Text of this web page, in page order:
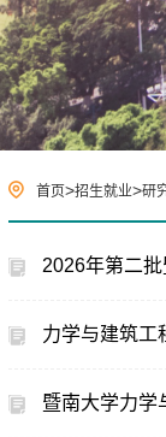
首页>招生就业>研
2026年第二
力学与建筑工
暨南大学力学